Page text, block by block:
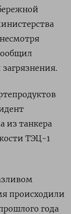
из танкера
ТЭЦ-1
происходили
года